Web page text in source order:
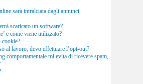
sarà intralciata dagli annunci
scaricato un software?
e come viene utilizzato?
cookie?
al lavoro, devo effettuare l’opt-out?
comportamentale mi evita di ricevere spam,